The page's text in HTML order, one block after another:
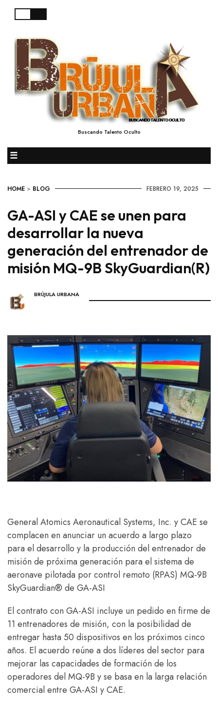
Buscando Talento Oculto
☰
HOME > BLOG FEBRERO 19, 2025
GA-ASI y CAE se unen para
desarrollar la nueva
generación del entrenador de
misión MQ-9B SkyGuardian(R)
BRÚJULA URBANA
General Atomics Aeronautical Systems, Inc. y CAE se
complacen en anunciar un acuerdo a largo plazo
para el desarrollo y la producción del entrenador de
misión de próxima generación para el sistema de
aeronave pilotada por control remoto (RPAS) MQ-9B
SkyGuardian® de GA-ASI
El contrato con GA-ASI incluye un pedido en firme de
11 entrenadores de misión, con la posibilidad de
entregar hasta 50 dispositivos en los próximos cinco
años. El acuerdo reúne a dos líderes del sector para
mejorar las capacidades de formación de los
operadores del MQ-9B y se basa en la larga relación
comercial entre GA-ASI y CAE.